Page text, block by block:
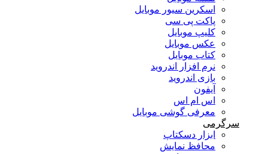
اسکرین سیور موبایل
پاکت پی سی
کلیپ موبایل
عکس موبایل
کتاب موبایل
نرم افزار اندروید
بازی اندروید
آیفون
اس ام اس
معرفی گوشی موبایل
سرگرمی
ابزار دسکتاپ
محافظ نمایش